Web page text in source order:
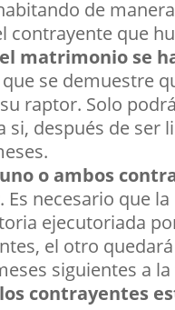
de
contrayente que
matrimonio se
se demuestre
raptor. Solo
si, después de ser
o ambos
. Es necesario que
ejecutoriada
el otro
siguientes a
contrayentes